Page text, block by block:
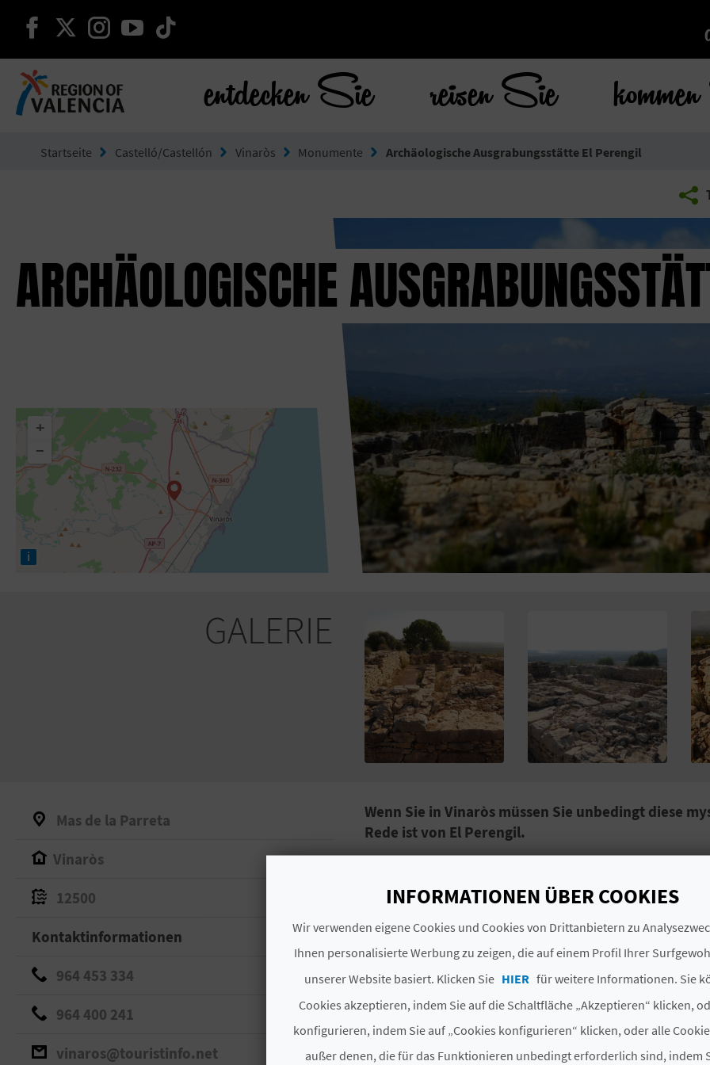
weiter auf facebook
weiter auf twitter
weiter auf instagram
weiter auf youtube
entdecken Sie reisen Sie
Startseite Castelló/Castellón Vinaròs Monumente Archäologische Ausgrabungsstätte El Perengil
ARCHÄOLOGISCHE
+
−
i
GALERIE
Mas de la Parreta
Vinaròs
12500
Kontaktinformationen
964 453 334
964 400 241
vinaros@touristinfo.net
Wenn Sie in Vinaròs müssen Sie unbedingt diese
Rede ist von El Perengil.
Bekannt alsdie archäologische Stätte von El Perengil
Die Forscher sind sich nicht ganz sicher, wofür El
gegenüberstanden,eine strategische Enklave
Wach- oder Verteidigungsturmgenutzt worden.
An der Außenseite des Baus befindet sich der
INFORMATIONEN ÜBER COOKIES
Wir verwenden eigene Cookies und Cookies von Drittanbietern zu
Ihnen personalisierte Werbung zu zeigen, die auf einem Profil Ihrer
unserer Website basiert. Klicken Sie HIER für weitere Informationen. Sie
Cookies akzeptieren, indem Sie auf die Schaltfläche „Akzeptieren“ klicken,
konfigurieren, indem Sie auf „Cookies konfigurieren“ klicken, oder alle
außer denen, die für das Funktionieren unbedingt erforderlich sind, indem